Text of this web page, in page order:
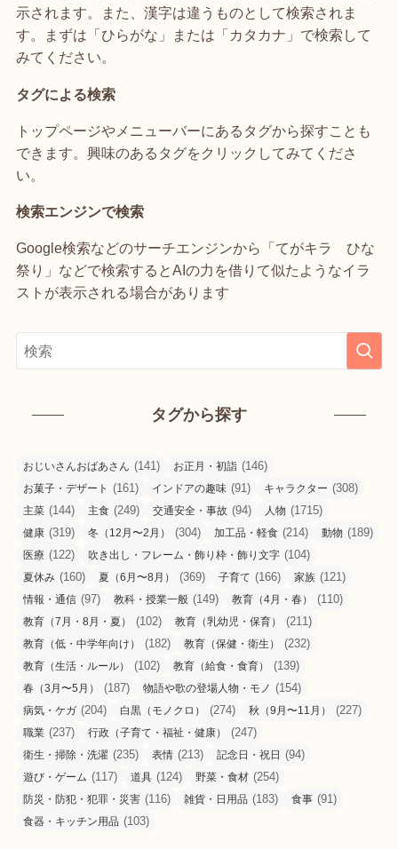
示されます。また、漢字は違うものとして検索されま
す。まずは「ひらがな」または「カタカナ」で検索して
みてください。
タグによる検索
トップページやメニューバーにあるタグから探すことも
できます。興味のあるタグをクリックしてみてくださ
い。
検索エンジンで検索
Google検索などのサーチエンジンから「てがキラ ひな
祭り」などで検索するとAIの力を借りて似たようなイラ
ストが表示される場合があります
タグから探す
おじいさんおばあさん (141) お正月・初詣 (146)
お菓子・デザート (161) インドアの趣味 (91) キャラクター (308)
主菜 (144) 主食 (249) 交通安全・事故 (94) 人物 (1715)
健康 (319) 冬（12月〜2月） (304) 加工品・軽食 (214) 動物 (189)
医療 (122) 吹き出し・フレーム・飾り枠・飾り文字 (104)
夏休み (160) 夏（6月〜8月） (369) 子育て (166) 家族 (121)
情報・通信 (97) 教科・授業一般 (149) 教育（4月・春） (110)
教育（7月・8月・夏） (102) 教育（乳幼児・保育） (211)
教育（低・中学年向け） (182) 教育（保健・衛生） (232)
教育（生活・ルール） (102) 教育（給食・食育） (139)
春（3月〜5月） (187) 物語や歌の登場人物・モノ (154)
病気・ケガ (204) 白黒（モノクロ） (274) 秋（9月〜11月） (227)
職業 (237) 行政（子育て・福祉・健康） (247)
衛生・掃除・洗濯 (235) 表情 (213) 記念日・祝日 (94)
遊び・ゲーム (117) 道具 (124) 野菜・食材 (254)
防災・防犯・犯罪・災害 (116) 雑貨・日用品 (183) 食事 (91)
食器・キッチン用品 (103)